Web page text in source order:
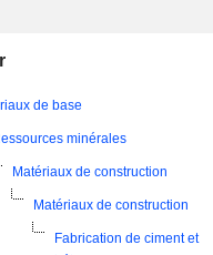
de base
minérales
Matériaux de construction
Matériaux de construction
Fabrication de ciment et